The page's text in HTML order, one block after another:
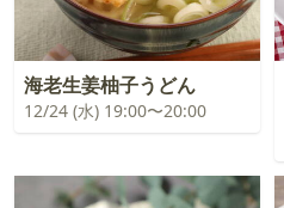
海老生姜柚子うどん
12/24 (水) 19:00〜20:00